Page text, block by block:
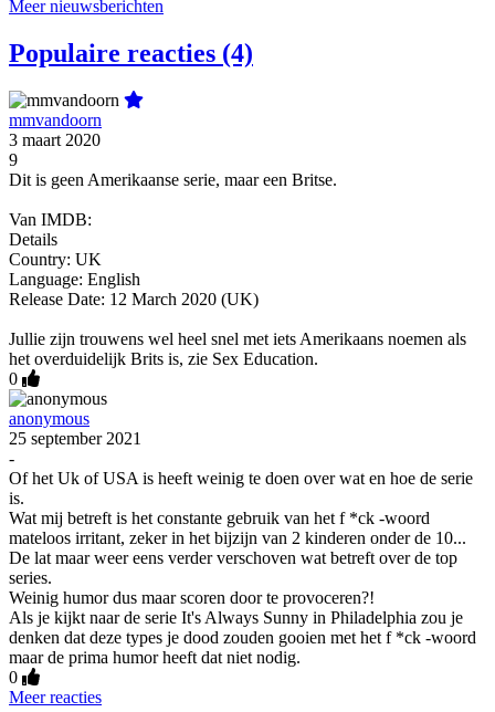
Meer nieuwsberichten
Populaire reacties (4)
mmvandoorn
3 maart 2020
9
Dit is geen Amerikaanse serie, maar een Britse.
Van IMDB:
Details
Country: UK
Language: English
Release Date: 12 March 2020 (UK)
Jullie zijn trouwens wel heel snel met iets Amerikaans noemen als
het overduidelijk Brits is, zie Sex Education.
0
anonymous
25 september 2021
-
Of het Uk of USA is heeft weinig te doen over wat en hoe de serie
is.
Wat mij betreft is het constante gebruik van het f *ck -woord
mateloos irritant, zeker in het bijzijn van 2 kinderen onder de 10...
De lat maar weer eens verder verschoven wat betreft over de top
series.
Weinig humor dus maar scoren door te provoceren?!
Als je kijkt naar de serie It's Always Sunny in Philadelphia zou je
denken dat deze types je dood zouden gooien met het f *ck -woord
maar de prima humor heeft dat niet nodig.
0
Meer reacties